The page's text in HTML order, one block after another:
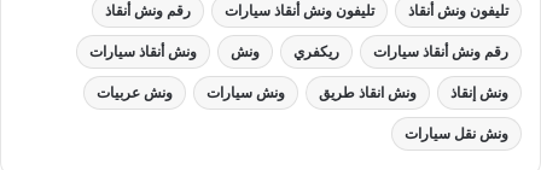
تليفون ونش أنقاذ تليفون ونش أنقاذ سيارات رقم ونش أنقاذ
رقم ونش أنقاذ سيارات ريكفري ونش ونش أنقاذ سيارات
ونش إنقاذ ونش انقاذ طريق ونش سيارات ونش عربيات
ونش نقل سيارات